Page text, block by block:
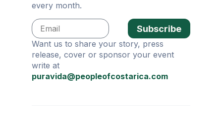
every month.
Subscribe
Want us to share your story, press
release, cover or sponsor your event
write at
puravida@peopleofcostarica.com